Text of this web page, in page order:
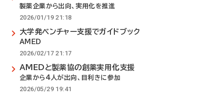
製薬企業から出向、実用化を推進
2026/01/19 21:18
大学発ベンチャー支援でガイドブック
AMED
2026/02/17 21:17
AMEDと製薬協の創薬実用化支援
企業から4人が出向、目利きに参加
2026/05/29 19:41